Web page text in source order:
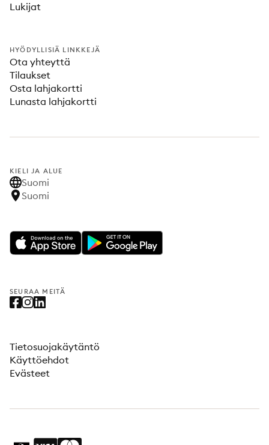
Lukijat
HYÖDYLLISIÄ LINKKEJÄ
Ota yhteyttä
Tilaukset
Osta lahjakortti
Lunasta lahjakortti
KIELI JA ALUE
Suomi
Suomi
SEURAA MEITÄ
Tietosuojakäytäntö
Käyttöehdot
Evästeet